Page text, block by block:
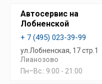
Автосервис на
Лобненской
+ 7 (495) 023-39-99
ул.Лобненская, 17 стр.1
Лианозово
Пн–Вс.: 9:00 - 21:00